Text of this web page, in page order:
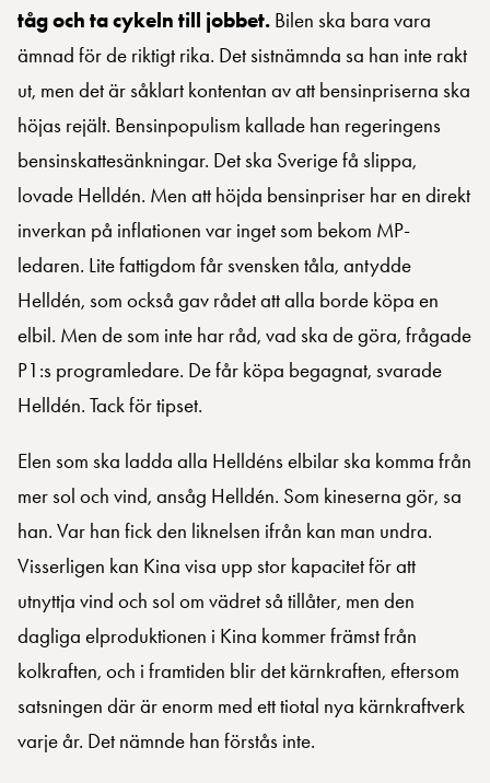
tåg och ta cykeln till jobbet. Bilen ska bara vara
ämnad för de riktigt rika. Det sistnämnda sa han inte rakt
ut, men det är såklart kontentan av att bensinpriserna ska
höjas rejält. Bensinpopulism kallade han regeringens
bensinskattesänkningar. Det ska Sverige få slippa,
lovade Helldén. Men att höjda bensinpriser har en direkt
inverkan på inflationen var inget som bekom MP-
ledaren. Lite fattigdom får svensken tåla, antydde
Helldén, som också gav rådet att alla borde köpa en
elbil. Men de som inte har råd, vad ska de göra, frågade
P1:s programledare. De får köpa begagnat, svarade
Helldén. Tack för tipset.
Elen som ska ladda alla Helldéns elbilar ska komma från
mer sol och vind, ansåg Helldén. Som kineserna gör, sa
han. Var han fick den liknelsen ifrån kan man undra.
Visserligen kan Kina visa upp stor kapacitet för att
utnyttja vind och sol om vädret så tillåter, men den
dagliga elproduktionen i Kina kommer främst från
kolkraften, och i framtiden blir det kärnkraften, eftersom
satsningen där är enorm med ett tiotal nya kärnkraftverk
varje år. Det nämnde han förstås inte.